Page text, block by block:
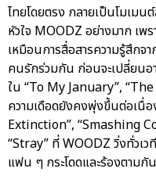
ไทยโดยตรง กลายเป็นโมเมน
หัวใจ MOODZ อย่างมาก เพ
เหมือนการสื่อสารความรู้สึก
คนรักร่วมกัน ก่อนจะเปลี่ยน
ใน “To My January”,
ความเดือดยังคงพุ่งขึ้นต่อเนื่
Extinction”, “Smashing
“Stray” ที่ WOODZ วิ่งทั่ว
แฟน ๆ กระโดดและร้องตามกั